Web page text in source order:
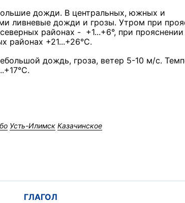
дожди. В центральных, южных и
ливневые дожди и грозы. Утром при
районах - +1...+6°, при прояснении
районах +21...+26°С.
дождь, гроза, ветер 5-10 м/с.
Усть-Илимск Казачинское
ГЛАГОЛ